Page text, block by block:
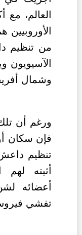
الأوروبيين
من تنظيم
الآسيويون
وشمال
فإن سكان
تنظيم
أثبته
أعضائه
تفشي